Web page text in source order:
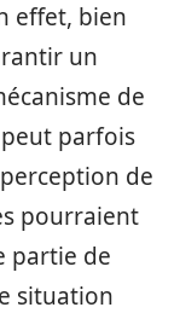
effet, bien
un
de
parfois
de
pourraient
partie de
situation